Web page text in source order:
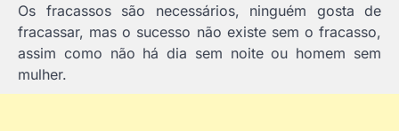
Os fracassos são necessários, ninguém gosta de
fracassar, mas o sucesso não existe sem o fracasso,
assim como não há dia sem noite ou homem sem
mulher.